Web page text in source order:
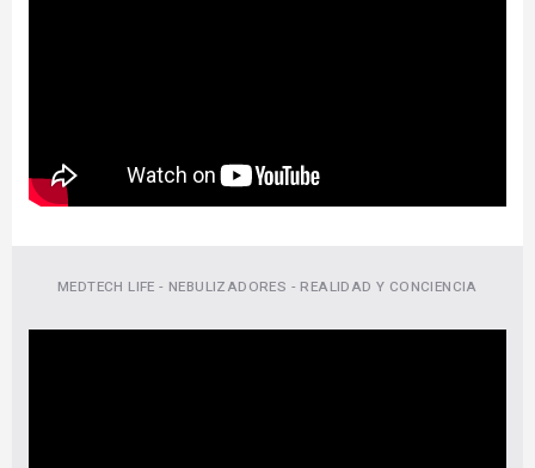
MEDTECH LIFE - NEBULIZADORES - REALIDAD Y CONCIENCIA